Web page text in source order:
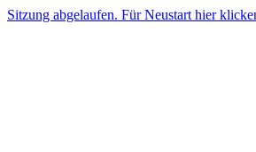
Sitzung abgelaufen. Für Neustart hier